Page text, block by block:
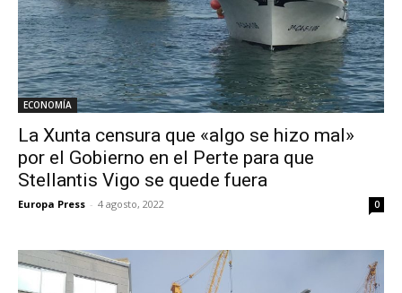
ECONOMÍA
La Xunta censura que «algo se hizo mal»
por el Gobierno en el Perte para que
Stellantis Vigo se quede fuera
Europa Press - 4 agosto, 2022 0